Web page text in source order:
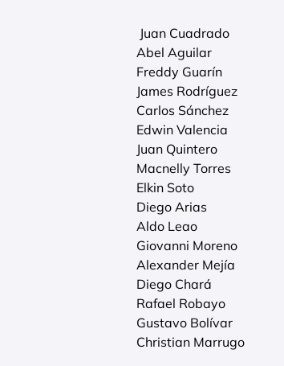
Juan Cuadrado
Abel Aguilar
Freddy Guarín
James Rodríguez
Carlos Sánchez
Edwin Valencia
Juan Quintero
Macnelly Torres
Elkin Soto
Diego Arias
Aldo Leao
Giovanni Moreno
Alexander Mejía
Diego Chará
Rafael Robayo
Gustavo Bolívar
Christian Marrugo